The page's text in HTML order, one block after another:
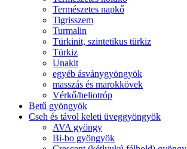
Természetes napkő
Tigrisszem
Turmalin
Türkinit, szintetikus türkiz
Türkiz
Unakit
egyéb ásványgyöngyök
masszás és marokkövek
Vérkő/heliotróp
Betű gyöngyök
Cseh és távol keleti üveggyöngyök
AVA gyöngy
Bi-bo gyöngyök